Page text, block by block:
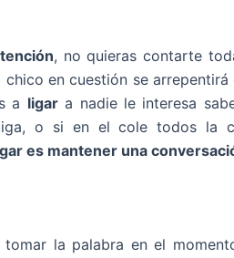
, no quieras contarte
en cuestión se
a ligara nadie le interesa
o si en el cole todos la
es mantener una
la palabra en el